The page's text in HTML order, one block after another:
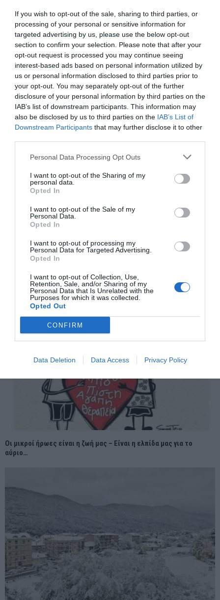
If you wish to opt-out of the sale, sharing to third parties, or
processing of your personal or sensitive information for
targeted advertising by us, please use the below opt-out
section to confirm your selection. Please note that after your
opt-out request is processed you may continue seeing
interest-based ads based on personal information utilized by
us or personal information disclosed to third parties prior to
your opt-out. You may separately opt-out of the further
disclosure of your personal information by third parties on the
IAB’s list of downstream participants. This information may
also be disclosed by us to third parties on the IAB’s List of
Downstream Participants that may further disclose it to other
Personal Data Processing Opt Outs
I want to opt-out of the Sharing of my
personal data.
Opted In
I want to opt-out of the Sale of my
Personal Data.
Opted In
I want to opt-out of processing my
Personal Data for Targeted Advertising.
Opted In
I want to opt-out of Collection, Use,
Retention, Sale, and/or Sharing of my
Personal Data that Is Unrelated with the
Purposes for which it was collected.
Opted Out
CONFIRM
Data Deletion Data Access Privacy Policy
Τήλος: Κυρία μου αυτό το νησί δεν κάνει για εσάς απάντησε η
δήμαρχος, σε γυναίκα που διαμαρτυρήθηκε για την διάσωση
μεταναστών.
ΣΧΕΤΙΚΈΣ ΑΝΑΡΤΉΣΕΙΣ
σχεδίων για ηλεκτρικά αυτοκίνητα
Οι μικροί ήρωες είναι η ζωή μας – Είναι η ελπίδα μας για το
αύριο…